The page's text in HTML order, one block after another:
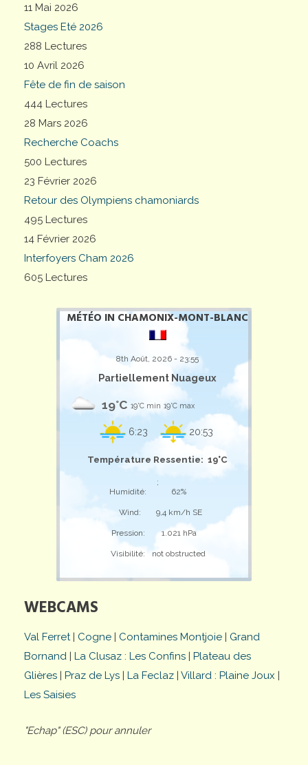
11 Mai 2026
Stages Eté 2026
288 Lectures
10 Avril 2026
Fête de fin de saison
444 Lectures
28 Mars 2026
Recherche Coachs
500 Lectures
23 Février 2026
Retour des Olympiens chamoniards
495 Lectures
14 Février 2026
Interfoyers Cham 2026
605 Lectures
MÉTÉO IN CHAMONIX-MONT-BLANC
8th Août, 2026 - 23:55
Partiellement Nuageux
19°C 19°C min 19°C max
6:23 20:53
Température Ressentie: 19°C
;
Humidité:
62%
Wind: 9,4 km/h SE
Pression: 1.021 hPa
Visibilité: not obstructed
WEBCAMS
Val Ferret| Cogne | Contamines Montjoie | Grand
Bornand | La Clusaz : Les Confins | Plateau des
Glières | Praz de Lys | La Feclaz | Villard : Plaine Joux |
Les Saisies
"Echap" (ESC) pour annuler